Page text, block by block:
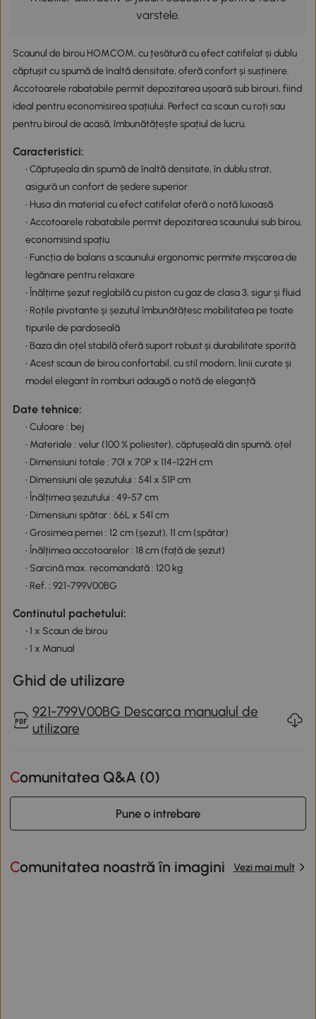
varstele.
Scaunul de birou HOMCOM, cu țesătură cu efect catifelat și dublu
căptușit cu spumă de înaltă densitate, oferă confort și susținere.
Accotoarele rabatabile permit depozitarea ușoară sub birouri, fiind
ideal pentru economisirea spațiului. Perfect ca scaun cu roți sau
pentru biroul de acasă, îmbunătățește spațiul de lucru.
Caracteristici:
• Căptușeala din spumă de înaltă densitate, în dublu strat,
asigură un confort de ședere superior
• Husa din material cu efect catifelat oferă o notă luxoasă
• Accotoarele rabatabile permit depozitarea scaunului sub birou,
economisind spațiu
• Funcția de balans a scaunului ergonomic permite mișcarea de
legănare pentru relaxare
• Înălțime șezut reglabilă cu piston cu gaz de clasa 3, sigur și fluid
• Roțile pivotante și șezutul îmbunătățesc mobilitatea pe toate
tipurile de pardoseală
• Baza din oțel stabilă oferă suport robust și durabilitate sporită
• Acest scaun de birou confortabil, cu stil modern, linii curate și
model elegant în romburi adaugă o notă de eleganță
Date tehnice:
• Culoare : bej
• Materiale : velur (100 % poliester), căptușeală din spumă, oțel
• Dimensiuni totale : 70l x 70P x 114-122H cm
• Dimensiuni ale șezutului : 54l x 51P cm
• Înălțimea șezutului : 49-57 cm
• Dimensiuni spătar : 66L x 54l cm
• Grosimea pernei : 12 cm (șezut), 11 cm (spătar)
• Înălțimea accotoarelor : 18 cm (față de șezut)
• Sarcină max. recomandată : 120 kg
• Ref. : 921-799V00BG
Continutul pachetului:
• 1 x Scaun de birou
• 1 x Manual
Ghid de utilizare
921-799V00BG Descarca manualul de
utilizare
Comunitatea Q&A (0)
Pune o intrebare
Comunitatea noastră în imagini Vezi mai mult